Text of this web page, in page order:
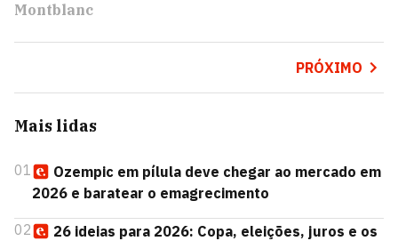
Montblanc
PRÓXIMO
Mais lidas
01
Ozempic em pílula deve chegar ao mercado em
2026 e baratear o emagrecimento
02
26 ideias para 2026: Copa, eleições, juros e os